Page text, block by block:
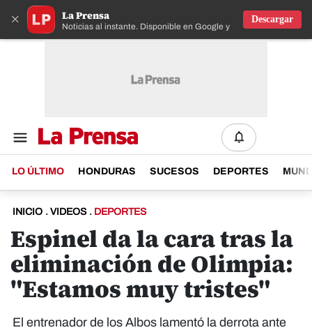
× La Prensa
Noticias al instante. Disponible en Google y IOS
Descargar
LO ÚLTIMO HONDURAS SUCESOS DEPORTES
INICIO . VIDEOS . DEPORTES
Espinel da la cara tras la
eliminación de Olimpia:
"Estamos muy tristes"
El entrenador de los Albos lamentó la derrota ante